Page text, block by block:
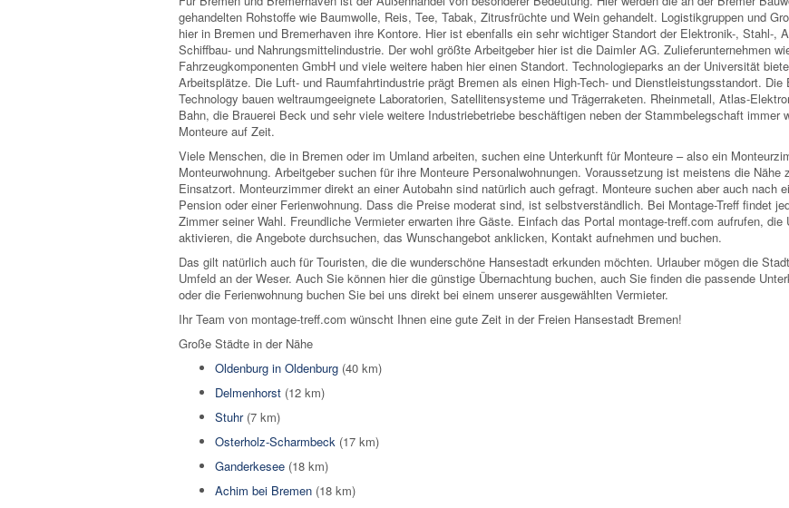
gehandelten Rohstoffe wie Baumwolle, Reis, Tee, Tabak, Zitrusfrüchte und Wein gehandelt. Logistikgruppen und
hier in Bremen und Bremerhaven ihre Kontore. Hier ist ebenfalls ein sehr wichtiger Standort der Elektronik-, Stahl-,
Schiffbau- und Nahrungsmittelindustrie. Der wohl größte Arbeitgeber hier ist die Daimler AG. Zulieferunternehmen
Fahrzeugkomponenten GmbH und viele weitere haben hier einen Standort. Technologieparks an der Universität
Arbeitsplätze. Die Luft- und Raumfahrtindustrie prägt Bremen als einen High-Tech- und Dienstleistungsstandort. Die
Technology bauen weltraumgeeignete Laboratorien, Satellitensysteme und Trägerraketen. Rheinmetall, Atlas-
Bahn, die Brauerei Beck und sehr viele weitere Industriebetriebe beschäftigen neben der Stammbelegschaft immer
Monteure auf Zeit.
Viele Menschen, die in Bremen oder im Umland arbeiten, suchen eine Unterkunft für Monteure – also ein
Monteurwohnung. Arbeitgeber suchen für ihre Monteure Personalwohnungen. Voraussetzung ist meistens die Nähe
Einsatzort. Monteurzimmer direkt an einer Autobahn sind natürlich auch gefragt. Monteure suchen aber auch nach
Pension oder einer Ferienwohnung. Dass die Preise moderat sind, ist selbstverständlich. Bei Montage-Treff findet
Zimmer seiner Wahl. Freundliche Vermieter erwarten ihre Gäste. Einfach das Portal montage-treff.com aufrufen, die
aktivieren, die Angebote durchsuchen, das Wunschangebot anklicken, Kontakt aufnehmen und buchen.
Das gilt natürlich auch für Touristen, die die wunderschöne Hansestadt erkunden möchten. Urlauber mögen die
Umfeld an der Weser. Auch Sie können hier die günstige Übernachtung buchen, auch Sie finden die passende
oder die Ferienwohnung buchen Sie bei uns direkt bei einem unserer ausgewählten Vermieter.
Ihr Team von montage-treff.com wünscht Ihnen eine gute Zeit in der Freien Hansestadt Bremen!
Große Städte in der Nähe
Oldenburg in Oldenburg (40 km)
Delmenhorst (12 km)
Stuhr(7 km)
Osterholz-Scharmbeck (17 km)
Ganderkesee (18 km)
Achim bei Bremen (18 km)